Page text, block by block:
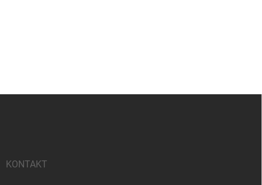
KONTAKT